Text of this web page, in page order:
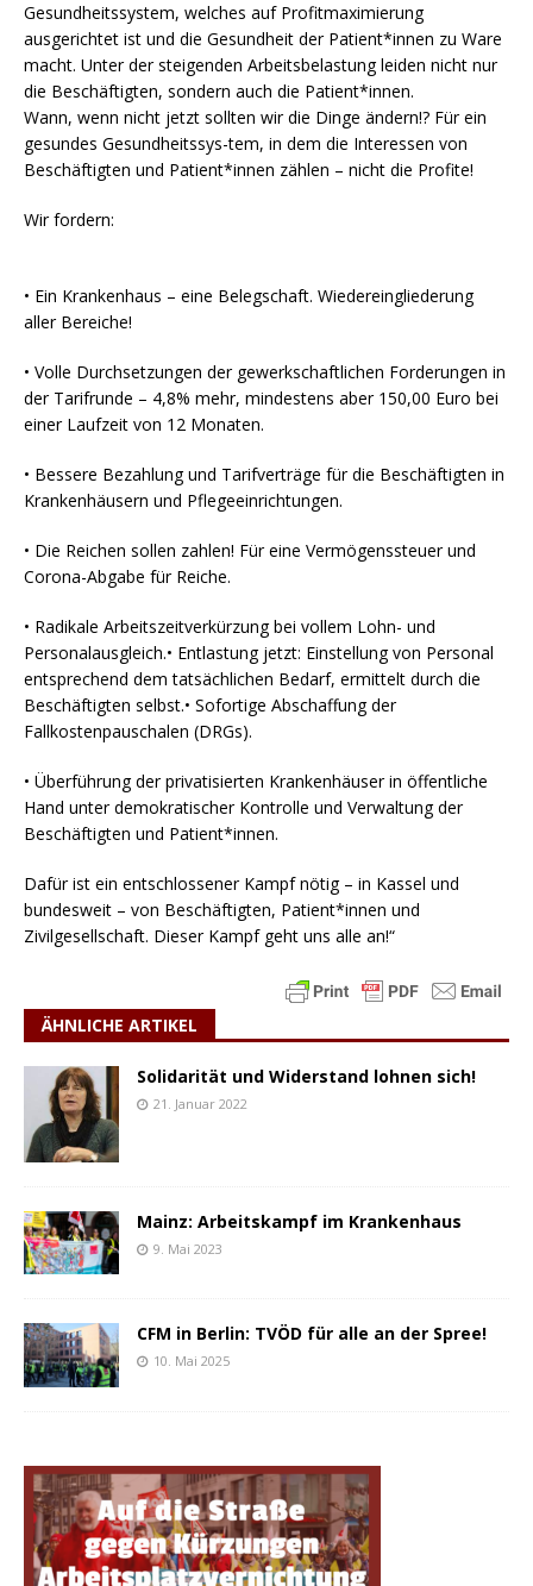
Gesundheitssystem, welches auf Profitmaximierung
ausgerichtet ist und die Gesundheit der Patient*innen zu Ware
macht. Unter der steigenden Arbeitsbelastung leiden nicht nur
die Beschäftigten, sondern auch die Patient*innen.
Wann, wenn nicht jetzt sollten wir die Dinge ändern!? Für ein
gesundes Gesundheitssys-tem, in dem die Interessen von
Beschäftigten und Patient*innen zählen – nicht die Profite!
Wir fordern:
• Ein Krankenhaus – eine Belegschaft. Wiedereingliederung
aller Bereiche!
• Volle Durchsetzungen der gewerkschaftlichen Forderungen in
der Tarifrunde – 4,8% mehr, mindestens aber 150,00 Euro bei
einer Laufzeit von 12 Monaten.
• Bessere Bezahlung und Tarifverträge für die Beschäftigten in
Krankenhäusern und Pflegeeinrichtungen.
• Die Reichen sollen zahlen! Für eine Vermögenssteuer und
Corona-Abgabe für Reiche.
• Radikale Arbeitszeitverkürzung bei vollem Lohn- und
Personalausgleich.• Entlastung jetzt: Einstellung von Personal
entsprechend dem tatsächlichen Bedarf, ermittelt durch die
Beschäftigten selbst.• Sofortige Abschaffung der
Fallkostenpauschalen (DRGs).
• Überführung der privatisierten Krankenhäuser in öffentliche
Hand unter demokratischer Kontrolle und Verwaltung der
Beschäftigten und Patient*innen.
Dafür ist ein entschlossener Kampf nötig – in Kassel und
bundesweit – von Beschäftigten, Patient*innen und
Zivilgesellschaft. Dieser Kampf geht uns alle an!“
ÄHNLICHE ARTIKEL
Solidarität und Widerstand lohnen sich!
21. Januar 2022
Mainz: Arbeitskampf im Krankenhaus
9. Mai 2023
CFM in Berlin: TVÖD für alle an der Spree!
10. Mai 2025